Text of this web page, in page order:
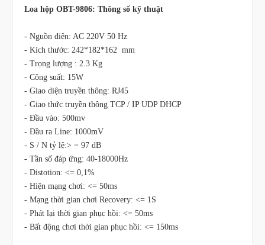
Loa hộp OBT-9806: Thông số kỹ thuật
- Nguồn điện: AC 220V 50 Hz
- Kích thước: 242*182*162 mm
- Trọng lượng : 2.3 Kg
- Công suất: 15W
- Giao diện truyền thông: RJ45
- Giao thức truyền thông TCP / IP UDP DHCP
- Đầu vào: 500mv
- Đầu ra Line: 1000mV
- S / N tỷ lệ:> = 97 dB
- Tần số đáp ứng: 40-18000Hz
- Distotion: <= 0,1%
- Hiện mạng chơi: <= 50ms
- Mạng thời gian chơi Recovery: <= 1S
- Phát lại thời gian phục hồi: <= 50ms
- Bất động chơi thời gian phục hồi: <= 150ms